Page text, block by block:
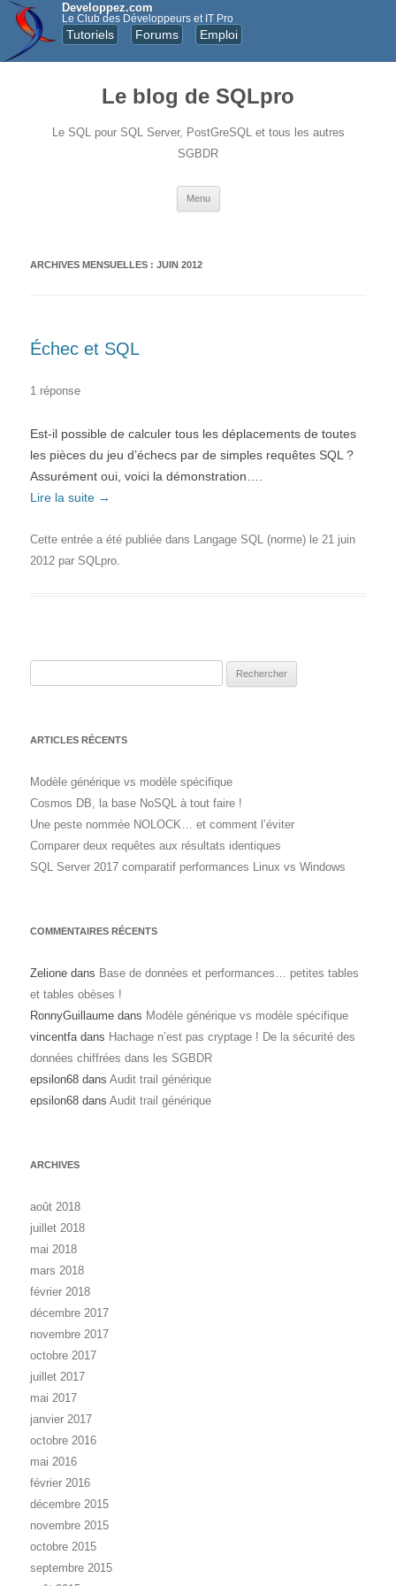
Developpez.com
Le Club des Développeurs et IT Pro
Tutoriels Forums Emploi
Le blog de SQLpro
Le SQL pour SQL Server, PostGreSQL et tous les autres
SGBDR
Menu
ARCHIVES MENSUELLES : JUIN 2012
Échec et SQL
1 réponse
Est-il possible de calculer tous les déplacements de toutes
les pièces du jeu d’échecs par de simples requêtes SQL ?
Assurément oui, voici la démonstration….
Lire la suite →
Cette entrée a été publiée dans Langage SQL (norme) le 21 juin
2012 par SQLpro.
ARTICLES RÉCENTS
Modèle générique vs modèle spécifique
Cosmos DB, la base NoSQL à tout faire !
Une peste nommée NOLOCK… et comment l’éviter
Comparer deux requêtes aux résultats identiques
SQL Server 2017 comparatif performances Linux vs Windows
COMMENTAIRES RÉCENTS
Zelione dans Base de données et performances… petites tables
et tables obèses !
RonnyGuillaume dans Modèle générique vs modèle spécifique
vincentfadans Hachage n’est pas cryptage ! De la sécurité des
données chiffrées dans les SGBDR
epsilon68 dans Audit trail générique
epsilon68 dans Audit trail générique
ARCHIVES
août 2018
juillet 2018
mai 2018
mars 2018
février 2018
décembre 2017
novembre 2017
octobre 2017
juillet 2017
mai 2017
janvier 2017
octobre 2016
mai 2016
février 2016
décembre 2015
novembre 2015
octobre 2015
septembre 2015